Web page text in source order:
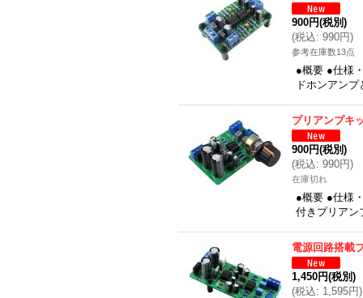
900円(税別)
(税込: 990円)
参考在庫数13点
●概要 ●仕様
ドホンアン
プリアンプキ
900円(税別)
(税込: 990円)
在庫切れ
●概要 ●仕様
付きプリアン
電源回路搭載
1,450円(税別)
(税込: 1,595円)